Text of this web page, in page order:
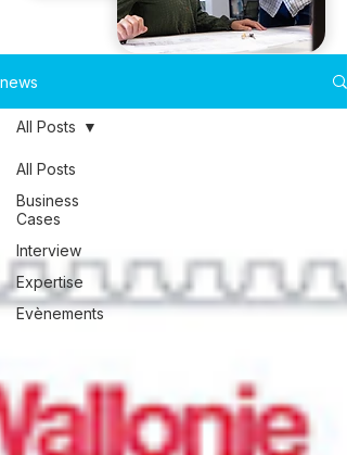
news
All Posts
Business
Cases
Interview
Expertise
Evènements
All Posts